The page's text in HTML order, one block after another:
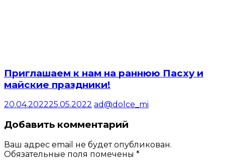
Приглашаем к нам на раннюю Пасху и
майские праздники!
20.04.202225.05.2022 ad@dolce_mi
Добавить комментарий
Ваш адрес email не будет опубликован.
Обязательные поля помечены *